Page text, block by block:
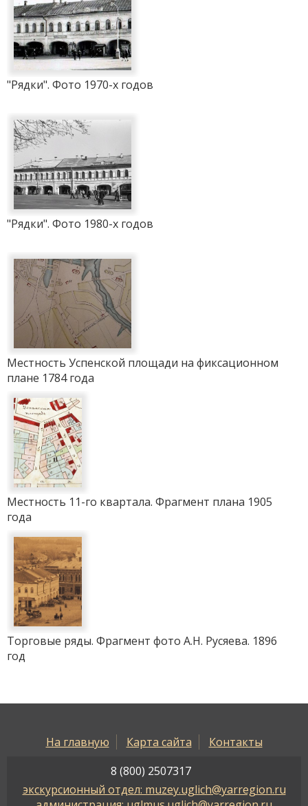
"Рядки". Фото 1970-х годов
"Рядки". Фото 1980-х годов
Местность Успенской площади на фиксационном
плане 1784 года
Местность 11-го квартала. Фрагмент плана 1905
года
Торговые ряды. Фрагмент фото А.Н. Русяева. 1896
год
На главную Карта сайта
Контакты
8 (800) 2507317
экскурсионный отдел: muzey.uglich@yarregion.ru